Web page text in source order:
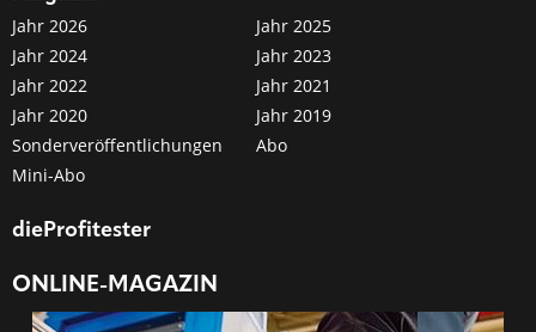
Jahr 2026
Jahr 2025
Jahr 2024
Jahr 2023
Jahr 2022
Jahr 2021
Jahr 2020
Jahr 2019
Sonderveröffentlichungen
Abo
Mini-Abo
dieProfitester
ONLINE-MAGAZIN